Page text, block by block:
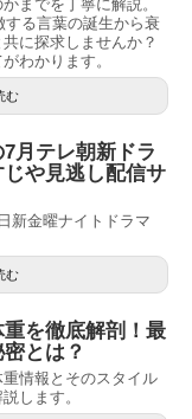
までを丁寧に解説。
する言葉の誕生から衰
に探求しませんか？
わかります。
む
月テレ朝新ドラ
や見逃し配信サ
新金曜ナイトドラマ
む
を徹底解剖！最
とは？
情報とそのスタイル
します。